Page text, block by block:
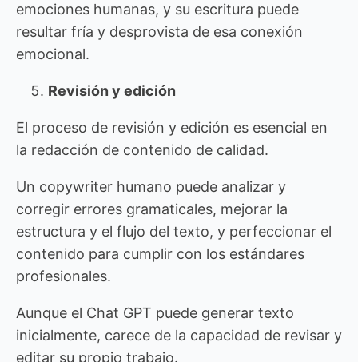
emociones humanas, y su escritura puede
resultar fría y desprovista de esa conexión
emocional.
Revisión y edición
El proceso de revisión y edición es esencial en
la redacción de contenido de calidad.
Un copywriter humano puede analizar y
corregir errores gramaticales, mejorar la
estructura y el flujo del texto, y perfeccionar el
contenido para cumplir con los estándares
profesionales.
Aunque el Chat GPT puede generar texto
inicialmente, carece de la capacidad de revisar y
editar su propio trabajo.